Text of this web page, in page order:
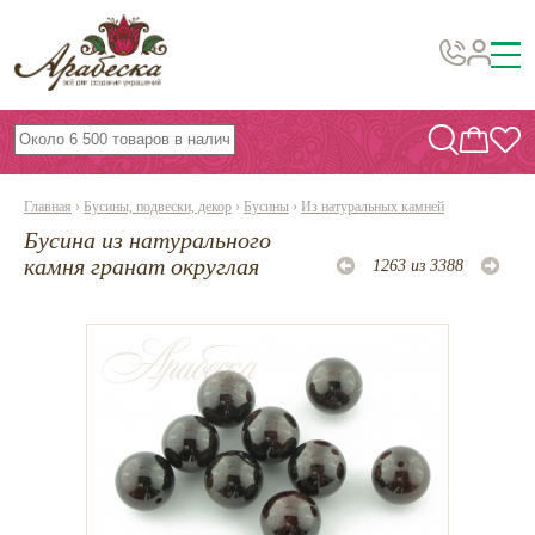
Бусины, подвески, декор
Бисер
Фурнитура
Инструменты и материалы
Эпоксидная смола
Шнуры, ленты, нитки
По темам и сезонам
Главная › Бусины, подвески, декор › Бусины › Из натуральных камней
Бусина из натурального
камня гранат округлая
1263 из 3388